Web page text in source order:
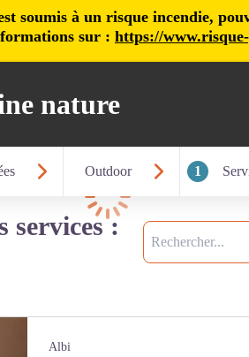
soumis à un risque incendie,
sur : https://
nature
Outdoor 1
services :
Recherche
Albi
Chargement